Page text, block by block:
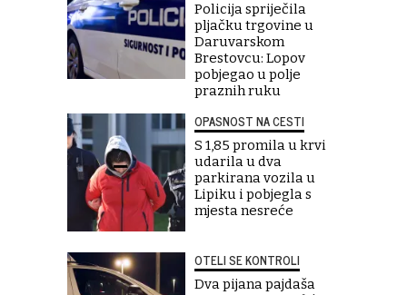
Policija spriječila
pljačku trgovine u
Daruvarskom
Brestovcu: Lopov
pobjegao u polje
praznih ruku
OPASNOST NA CESTI
S 1,85 promila u krvi
udarila u dva
parkirana vozila u
Lipiku i pobjegla s
mjesta nesreće
OTELI SE KONTROLI
Dva pijana pajdaša